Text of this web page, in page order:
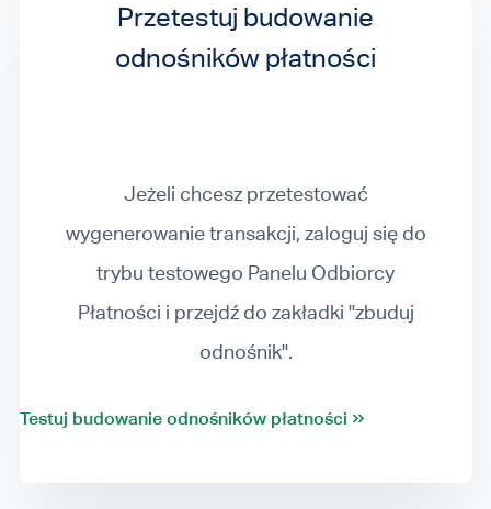
Przetestuj budowanie
odnośników płatności
Jeżeli chcesz przetestować
wygenerowanie transakcji, zaloguj się do
trybu testowego Panelu Odbiorcy
Płatności i przejdź do zakładki "zbuduj
odnośnik".
Testuj budowanie odnośników płatności